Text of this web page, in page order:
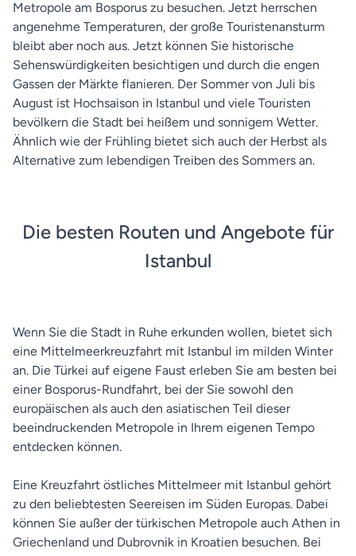
Metropole am Bosporus zu besuchen. Jetzt herrschen
angenehme Temperaturen, der große Touristenansturm
bleibt aber noch aus. Jetzt können Sie historische
Sehenswürdigkeiten besichtigen und durch die engen
Gassen der Märkte flanieren. Der Sommer von Juli bis
August ist Hochsaison in Istanbul und viele Touristen
bevölkern die Stadt bei heißem und sonnigem Wetter.
Ähnlich wie der Frühling bietet sich auch der Herbst als
Alternative zum lebendigen Treiben des Sommers an.
Die besten Routen und Angebote für
Istanbul
Wenn Sie die Stadt in Ruhe erkunden wollen, bietet sich
eine Mittelmeerkreuzfahrt mit Istanbul im milden Winter
an. Die Türkei auf eigene Faust erleben Sie am besten bei
einer Bosporus-Rundfahrt, bei der Sie sowohl den
europäischen als auch den asiatischen Teil dieser
beeindruckenden Metropole in Ihrem eigenen Tempo
entdecken können.
Eine Kreuzfahrt östliches Mittelmeer mit Istanbul gehört
zu den beliebtesten Seereisen im Süden Europas. Dabei
können Sie außer der türkischen Metropole auch Athen in
Griechenland und Dubrovnik in Kroatien besuchen. Bei